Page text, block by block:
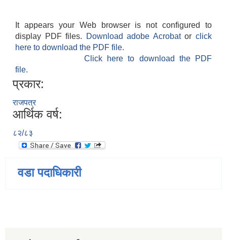
It appears your Web browser is not configured to
display PDF files.
Download adobe Acrobatorclick
here to download the PDF file.
Click here to download the PDF
file.
प्रकार:
राजपत्र
आर्थिक वर्ष:
८२/८३
वडा पदाधिकारी